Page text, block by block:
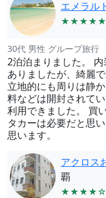
エメラル
★★★★★
30代 男性 グループ旅行
2泊泊まりました。
ありましたが、綺麗
立地的にも周りは静
料などは開封されて
利用できました。 買
タカーは必要だと思
思います。
アクロス
覇
★★★★☆